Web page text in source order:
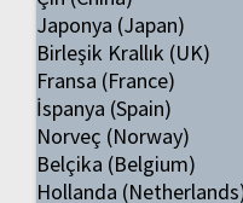
Japonya (Japan)
Birleşik Krallık (UK)
Fransa (France)
İspanya (Spain)
Norveç (Norway)
Belçika (Belgium)
Hollanda